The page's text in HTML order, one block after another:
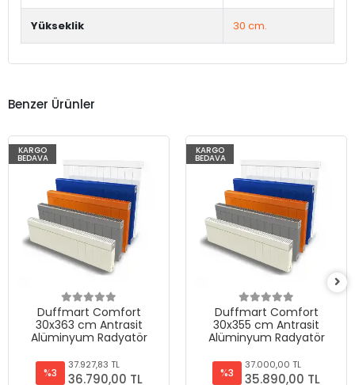
Yükseklik 30 cm.
Benzer Ürünler
KARGO
BEDAVA
Duffmart Comfort
30x363 cm Antrasit
Alüminyum Radyatör
%3
37.927,83 TL
36.790,00 TL
KARGO
BEDAVA
Duffmart Comfort
30x355 cm Antrasit
Alüminyum Radyatör
%3
37.000,00 TL
35.890,00 TL